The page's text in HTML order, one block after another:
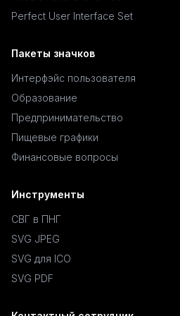
Perfect User Interface Set
Пакеты значков
Интерфэйс пользователя
Образование
Предпринимательство
Пищевые графики
Финансовые вопросы
Инструменты
СВГ в ПНГ
SVG JPEG
SVG для ICO
SVG PDF